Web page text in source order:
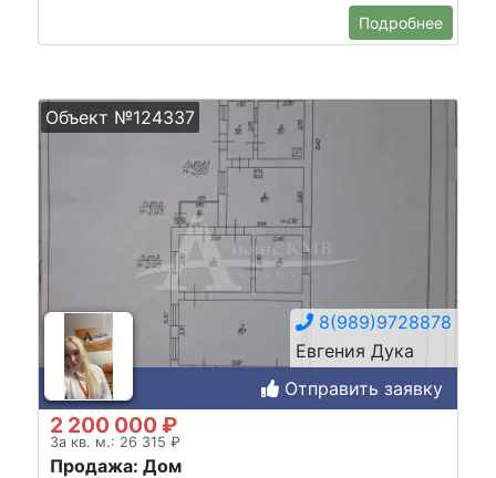
Подробнее
Объект №124337
8(989)9728878
Евгения Дука
Отправить заявку
2 200 000 ₽
За кв. м.: 26 315 ₽
Продажа: Дом